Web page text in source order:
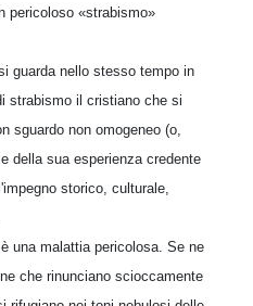
pericoloso «strabismo»
guarda nello stesso tempo in
strabismo il cristiano che si
sguardo non omogeneo (o,
della sua esperienza credente
storico, culturale,
una malattia pericolosa. Se ne
che rinunciano scioccamente